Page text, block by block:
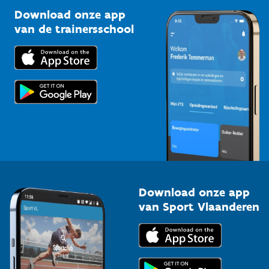
Bedrijven
Trainers en begeleiders
Topsporters
Kennisplatform
Downloads
Voor de pers
Download onze app
van de trainersschool
Download onze app
van Sport Vlaanderen